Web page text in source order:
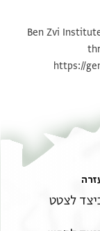
Ben Zvi
https://
לצטט